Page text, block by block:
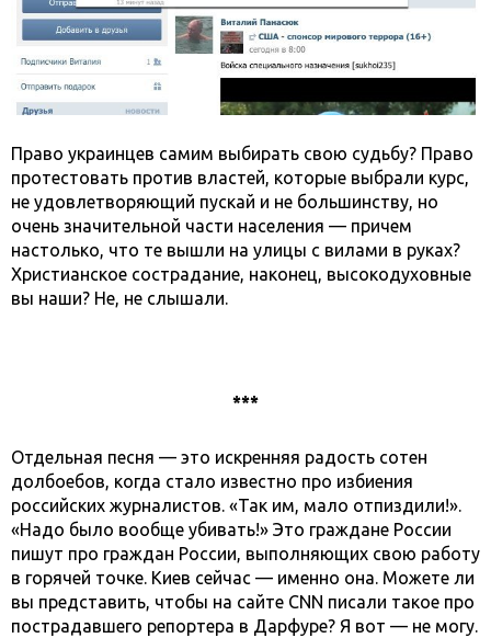
Право украинцев самим выбирать свою судьбу? Право
протестовать против властей, которые выбрали курс,
не удовлетворяющий пускай и не большинству, но
очень значительной части населения — причем
настолько, что те вышли на улицы с вилами в руках?
Христианское сострадание, наконец, высокодуховные
вы наши? Не, не слышали.
***
Отдельная песня — это искренняя радость сотен
долбоебов, когда стало известно про избиения
российских журналистов. «Так им, мало отпиздили!».
«Надо было вообще убивать!» Это граждане России
пишут про граждан России, выполняющих свою работу
в горячей точке. Киев сейчас — именно она. Можете ли
вы представить, чтобы на сайте CNN писали такое про
пострадавшего репортера в Дарфуре? Я вот — не могу.